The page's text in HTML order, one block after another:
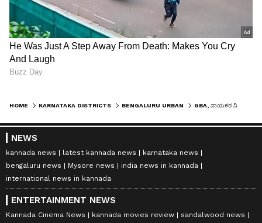
HOME KARNATAKA DISTRICTS BENGALURU URBAN
NEWS
kannada news latest kannada news
karnataka news
bengaluru news
Mysore news
india news in kannada
international news in kannada
ENTERTAINMENT NEWS
Kannada Cinema News kannada movies review
sandalwood news